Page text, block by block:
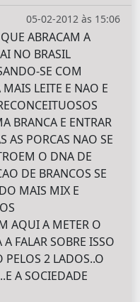
05-02-2012 às 15:06
ABRACAM A
NO BRASIL
SE COM
LEITE E NAO E
BRANCA E ENTRAR
AS PORCAS NAO SE
O DNA DE
DE BRANCOS SE
MAIS MIX E
AQUI A METER O
FALAR SOBRE ISSO
2 LADOS..O
A SOCIEDADE